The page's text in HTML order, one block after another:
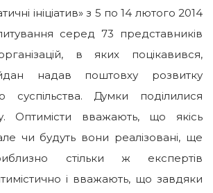
ініціатив» з 5 по 14 лютого 2014
серед 73 представників
в яких поцікавився,
надав поштовху розвитку
суспільства. Думки поділилися
Оптимісти вважають, що якісь
чи будуть вони реалізовані, ще
стільки ж експертів
і вважають, що завдяки